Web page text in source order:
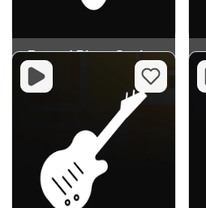
Record Pirate Station